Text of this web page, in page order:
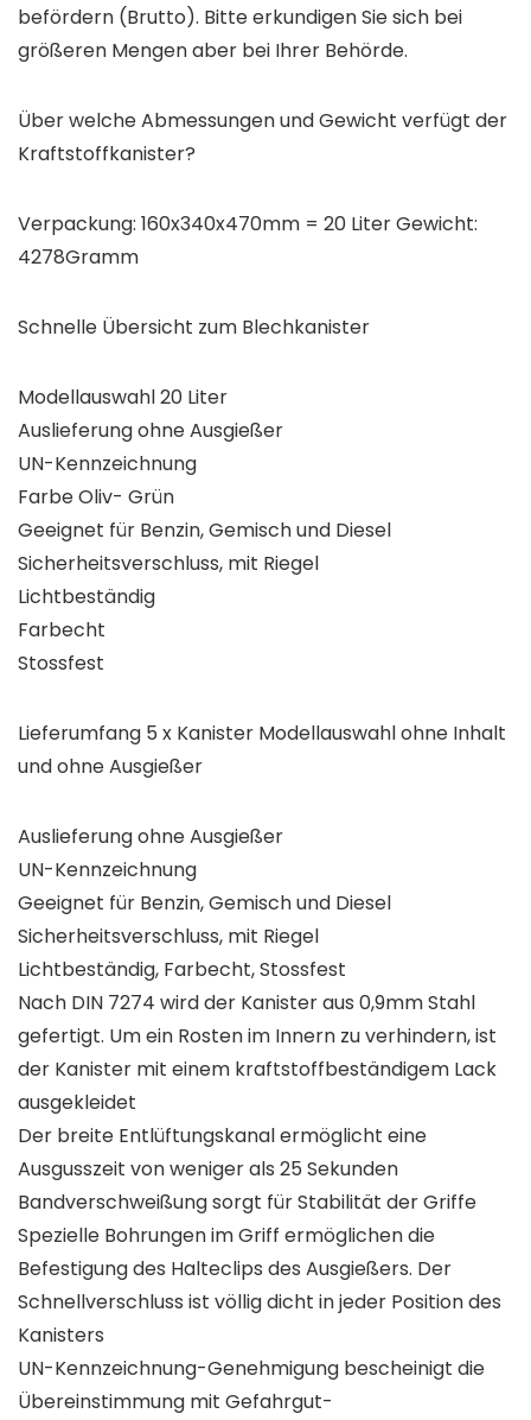
befördern (Brutto). Bitte erkundigen Sie sich bei
größeren Mengen aber bei Ihrer Behörde.
Über welche Abmessungen und Gewicht verfügt der
Kraftstoffkanister?
Verpackung: 160x340x470mm = 20 Liter Gewicht:
4278Gramm
Schnelle Übersicht zum Blechkanister
Modellauswahl 20 Liter
Auslieferung ohne Ausgießer
UN-Kennzeichnung
Farbe Oliv- Grün
Geeignet für Benzin, Gemisch und Diesel
Sicherheitsverschluss, mit Riegel
Lichtbeständig
Farbecht
Stossfest
Lieferumfang 5 x Kanister Modellauswahl ohne Inhalt
und ohne Ausgießer
Auslieferung ohne Ausgießer
UN-Kennzeichnung
Geeignet für Benzin, Gemisch und Diesel
Sicherheitsverschluss, mit Riegel
Lichtbeständig, Farbecht, Stossfest
Nach DIN 7274 wird der Kanister aus 0,9mm Stahl
gefertigt. Um ein Rosten im Innern zu verhindern, ist
der Kanister mit einem kraftstoffbeständigem Lack
ausgekleidet
Der breite Entlüftungskanal ermöglicht eine
Ausgusszeit von weniger als 25 Sekunden
Bandverschweißung sorgt für Stabilität der Griffe
Spezielle Bohrungen im Griff ermöglichen die
Befestigung des Halteclips des Ausgießers. Der
Schnellverschluss ist völlig dicht in jeder Position des
Kanisters
UN-Kennzeichnung-Genehmigung bescheinigt die
Übereinstimmung mit Gefahrgut-